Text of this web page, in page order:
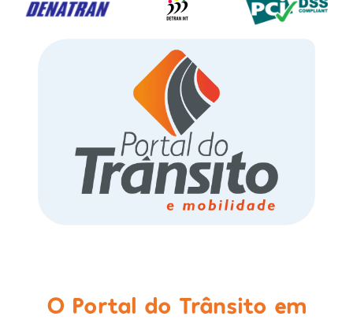
O Portal do Trânsito em